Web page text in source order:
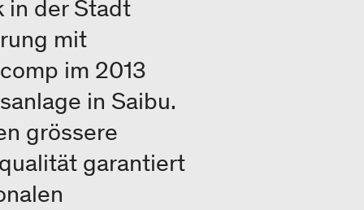
in der Stadt
mit
im 2013
in Saibu.
grössere
garantiert